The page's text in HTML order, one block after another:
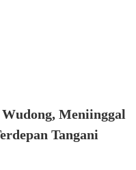
Meniinggal
Tangani